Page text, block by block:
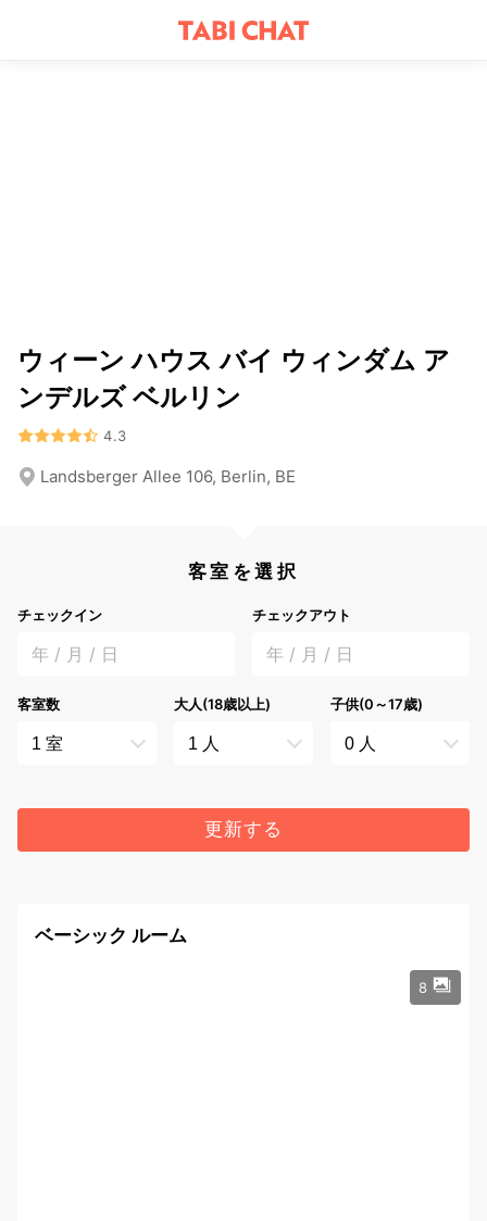
ウィーン ハウス バイ ウィンダム ア
ンデルズ ベルリン
4.3
Landsberger Allee 106, Berlin, BE
客室を選択
チェックイン
年 / 月 / 日
チェックアウト
年 / 月 / 日
客室数 大人(18歳以上) 子供(0～17歳)
更新する
ベーシック ルーム
8